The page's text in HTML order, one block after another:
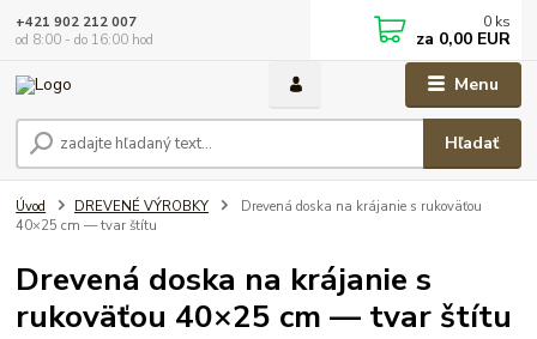
Menu
Hľadať
+421 902 212 007
od 8:00 - do 16:00 hod
0 ks
za 0,00 EUR
Úvod DREVENÉ VÝROBKY
Drevená doska na krájanie s rukoväťou
40×25 cm — tvar štítu
Drevená doska na krájanie s
rukoväťou 40×25 cm — tvar štítu